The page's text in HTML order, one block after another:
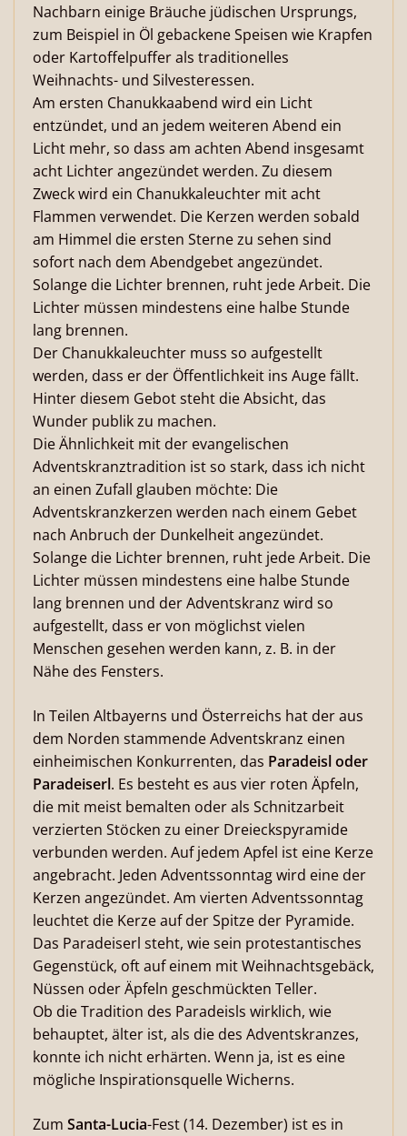
Nachbarn einige Bräuche jüdischen Ursprungs,
zum Beispiel in Öl gebackene Speisen wie Krapfen
oder Kartoffelpuffer als traditionelles
Weihnachts- und Silvesteressen.
Am ersten Chanukkaabend wird ein Licht
entzündet, und an jedem weiteren Abend ein
Licht mehr, so dass am achten Abend insgesamt
acht Lichter angezündet werden. Zu diesem
Zweck wird ein Chanukkaleuchter mit acht
Flammen verwendet. Die Kerzen werden sobald
am Himmel die ersten Sterne zu sehen sind
sofort nach dem Abendgebet angezündet.
Solange die Lichter brennen, ruht jede Arbeit. Die
Lichter müssen mindestens eine halbe Stunde
lang brennen.
Der Chanukkaleuchter muss so aufgestellt
werden, dass er der Öffentlichkeit ins Auge fällt.
Hinter diesem Gebot steht die Absicht, das
Wunder publik zu machen.
Die Ähnlichkeit mit der evangelischen
Adventskranztradition ist so stark, dass ich nicht
an einen Zufall glauben möchte: Die
Adventskranzkerzen werden nach einem Gebet
nach Anbruch der Dunkelheit angezündet.
Solange die Lichter brennen, ruht jede Arbeit. Die
Lichter müssen mindestens eine halbe Stunde
lang brennen und der Adventskranz wird so
aufgestellt, dass er von möglichst vielen
Menschen gesehen werden kann, z. B. in der
Nähe des Fensters.
In Teilen Altbayerns und Österreichs hat der aus
dem Norden stammende Adventskranz einen
einheimischen Konkurrenten, das Paradeisl oder
Paradeiserl. Es besteht es aus vier roten Äpfeln,
die mit meist bemalten oder als Schnitzarbeit
verzierten Stöcken zu einer Dreieckspyramide
verbunden werden. Auf jedem Apfel ist eine Kerze
angebracht. Jeden Adventssonntag wird eine der
Kerzen angezündet. Am vierten Adventssonntag
leuchtet die Kerze auf der Spitze der Pyramide.
Das Paradeiserl steht, wie sein protestantisches
Gegenstück, oft auf einem mit Weihnachtsgebäck,
Nüssen oder Äpfeln geschmückten Teller.
Ob die Tradition des Paradeisls wirklich, wie
behauptet, älter ist, als die des Adventskranzes,
konnte ich nicht erhärten. Wenn ja, ist es eine
mögliche Inspirationsquelle Wicherns.
Zum Santa-Lucia-Fest (14. Dezember) ist es in